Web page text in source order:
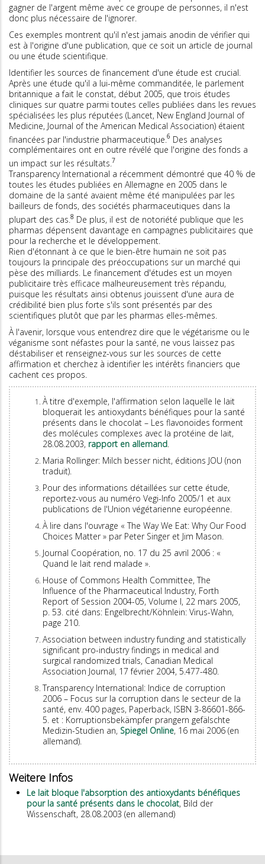
gagner de l'argent même avec ce groupe de personnes, il n'est
donc plus nécessaire de l'ignorer.
Ces exemples montrent qu'il n'est jamais anodin de vérifier qui
est à l'origine d'une publication, que ce soit un article de journal
ou une étude scientifique.
Identifier les sources de financement d'une étude est crucial.
Après une étude qu'il a lui-même commanditée, le parlement
britannique a fait le constat, début 2005, que trois études
cliniques sur quatre parmi toutes celles publiées dans les revues
spécialisées les plus réputées (Lancet, New England Journal of
Medicine, Journal of the American Medical Association) étaient
financées par l'industrie pharmaceutique. 6 Des analyses
complémentaires ont en outre révélé que l'origine des fonds a
un impact sur les résultats.7
Transparency International a récemment démontré que 40 % de
toutes les études publiées en Allemagne en 2005 dans le
domaine de la santé avaient même été manipulées par les
bailleurs de fonds, des sociétés pharmaceutiques dans la
plupart des cas. 8 De plus, il est de notoriété publique que les
pharmas dépensent davantage en campagnes publicitaires que
pour la recherche et le développement.
Rien d'étonnant à ce que le bien-être humain ne soit pas
toujours la principale des préoccupations sur un marché qui
pèse des milliards. Le financement d'études est un moyen
publicitaire très efficace malheureusement très répandu,
puisque les résultats ainsi obtenus jouissent d'une aura de
crédibilité bien plus forte s'ils sont présentés par des
scientifiques plutôt que par les pharmas elles-mêmes.
À l'avenir, lorsque vous entendrez dire que le végétarisme ou le
véganisme sont néfastes pour la santé, ne vous laissez pas
déstabiliser et renseignez-vous sur les sources de cette
affirmation et cherchez à identifier les intérêts financiers que
cachent ces propos.
À titre d'exemple, l'affirmation selon laquelle le lait
bloquerait les antioxydants bénéfiques pour la santé
présents dans le chocolat – Les flavonoïdes forment
des molécules complexes avec la protéine de lait,
28.08.2003, rapport en allemand
Maria Rollinger: Milch besser nicht, éditions JOU (non
traduit).
Pour des informations détaillées sur cette étude,
reportez-vous au numéro Vegi-Info 2005/1 et aux
publications de l'Union végétarienne européenne.
À lire dans l'ouvrage « The Way We Eat: Why Our Food
Choices Matter » par Peter Singer et Jim Mason.
Journal Coopération, no. 17 du 25 avril 2006 : «
Quand le lait rend malade ».
House of Commons Health Committee, The
Influence of the Pharmaceutical Industry, Forth
Report of Session 2004-05, Volume l, 22 mars 2005,
p. 53. cité dans: Engelbrecht/Köhnlein: Virus-Wahn,
page 210.
Association between industry funding and statistically
significant pro-industry findings in medical and
surgical randomized trials, Canadian Medical
Association Journal, 17 février 2004, 5.477-480.
Transparency International: Indice de corruption
2006 – Focus sur la corruption dans le secteur de la
santé, env. 400 pages, Paperback, ISBN 3-86601-866-
5. et : Korruptionsbekämpfer prangern gefälschte
Medizin-Studien an, Spiegel Online, 16 mai 2006 (en
allemand).
Weitere Infos
Le lait bloque l'absorption des antioxydants bénéfiques
pour la santé présents dans le chocolat, Bild der
Wissenschaft, 28.08.2003 (en allemand)